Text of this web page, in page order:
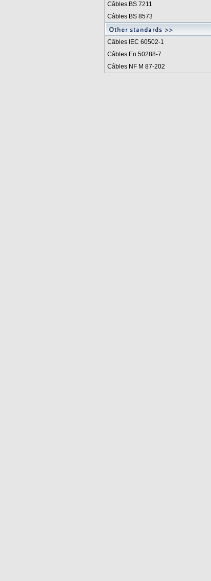
Câbles BS 7211
Câbles BS 8573
Câbles IEC 60502-1
Câbles En 50288-7
Câbles NF M 87-202